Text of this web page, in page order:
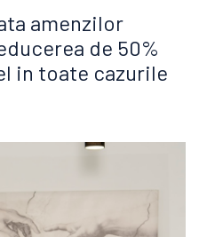
amenzilor
de 50%
in toate cazurile